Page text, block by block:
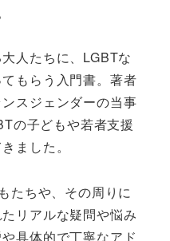
人たちに、LGBTな
もらう入門書。著者
スジェンダーの当事
の子どもや若者支援
ました。
たちや、その周りに
リアルな疑問や悩み
具体的で丁寧なアド